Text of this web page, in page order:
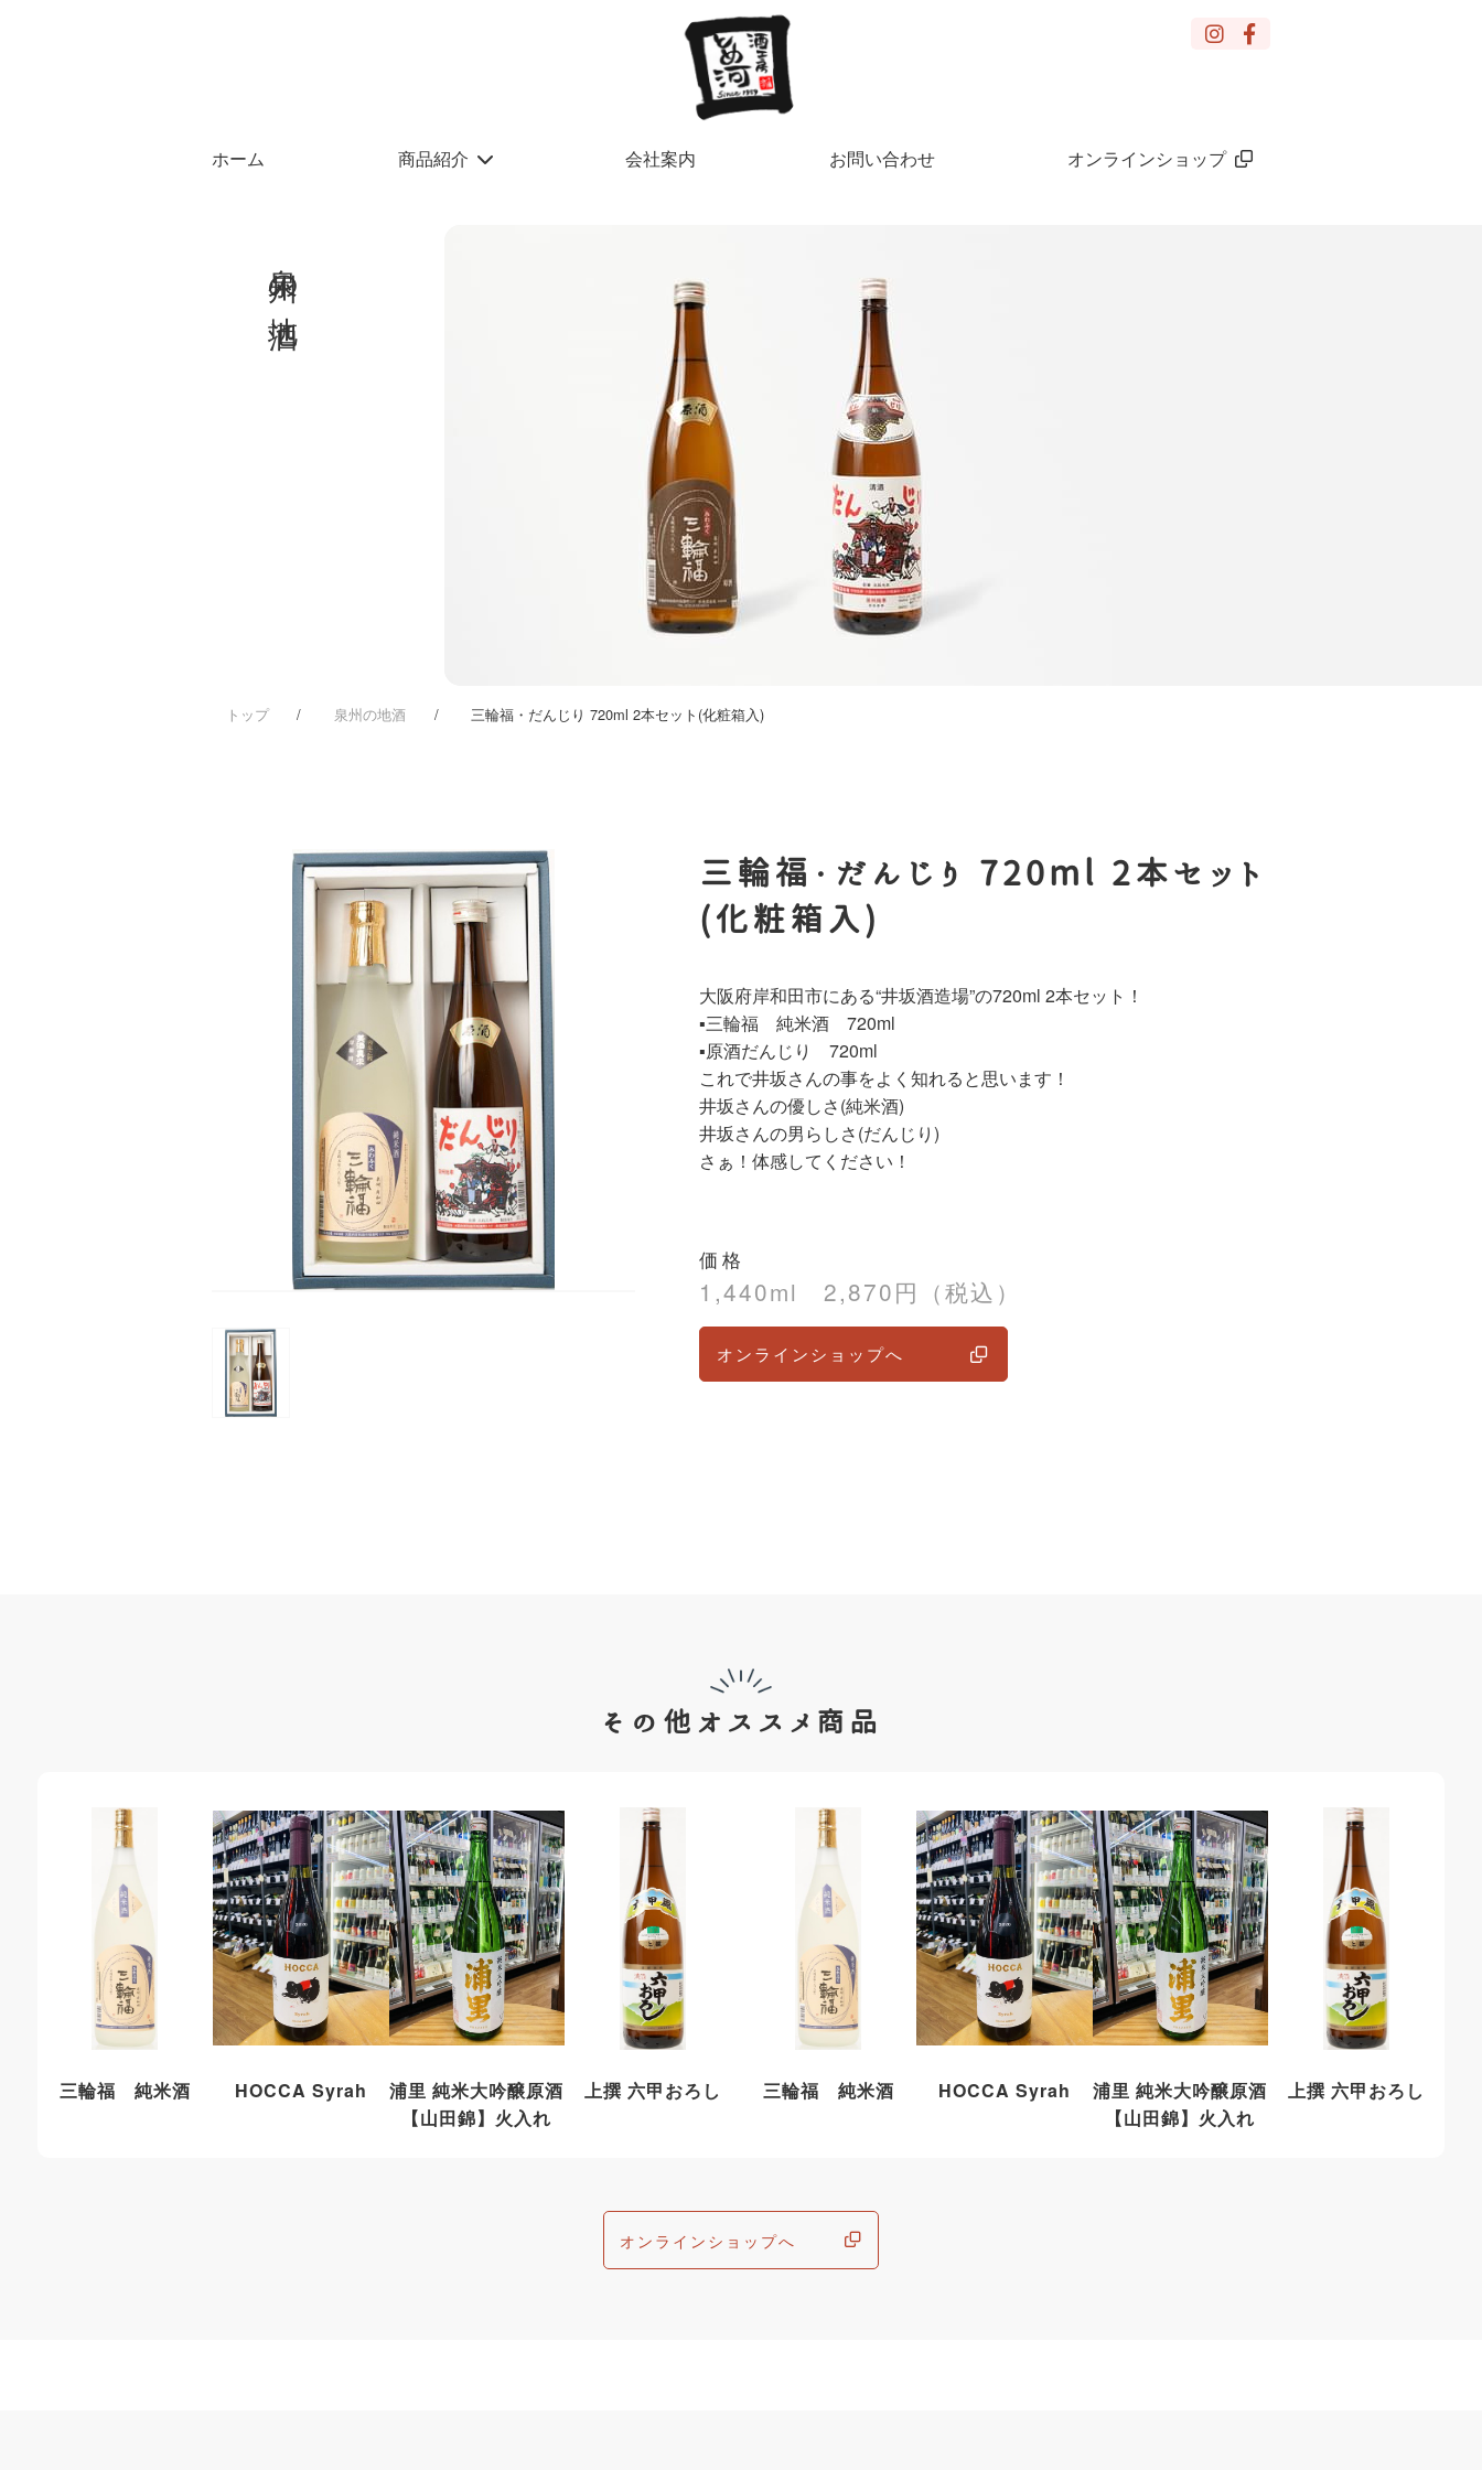
ホーム 商品紹介 会社案内 お問い合わせ オンラインショップ
泉州の地酒
トップ 泉州の地酒 三輪福・だんじり 720ml 2本セット(化粧箱入)
三輪福・だんじり 720ml 2本セット
(化粧箱入)
大阪府岸和田市にある“井坂酒造場”の720ml 2本セット！
▪三輪福 純米酒 720ml
▪原酒だんじり 720ml
これで井坂さんの事をよく知れると思います！
井坂さんの優しさ(純米酒)
井坂さんの男らしさ(だんじり)
さぁ！体感してください！
価格
1,440ml 2,870円（税込）
オンラインショップへ
その他オススメ商品
三輪福 純米酒 HOCCA Syrah
浦里 純米大吟醸原酒
【山田錦】火入れ
上撰 六甲おろし 三輪福 純米酒 HOCCA Syrah
浦里 純米大吟醸原酒
【山田錦】火入れ
上撰 六甲おろし
オンラインショップへ